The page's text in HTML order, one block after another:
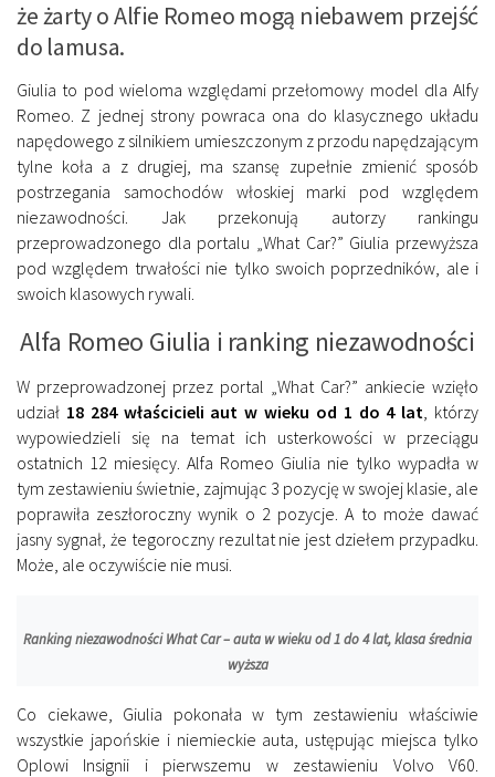
że żarty o Alfie Romeo mogą niebawem przejść
do lamusa.
Giulia to pod wieloma względami przełomowy model dla Alfy
Romeo. Z jednej strony powraca ona do klasycznego układu
napędowego z silnikiem umieszczonym z przodu napędzającym
tylne koła a z drugiej, ma szansę zupełnie zmienić sposób
postrzegania samochodów włoskiej marki pod względem
niezawodności. Jak przekonują autorzy rankingu
przeprowadzonego dla portalu „What Car?” Giulia przewyższa
pod względem trwałości nie tylko swoich poprzedników, ale i
swoich klasowych rywali.
Alfa Romeo Giulia i ranking niezawodności
W przeprowadzonej przez portal „What Car?” ankiecie wzięło
udział 18 284 właścicieli aut w wieku od 1 do 4 lat , którzy
wypowiedzieli się na temat ich usterkowości w przeciągu
ostatnich 12 miesięcy. Alfa Romeo Giulia nie tylko wypadła w
tym zestawieniu świetnie, zajmując 3 pozycję w swojej klasie, ale
poprawiła zeszłoroczny wynik o 2 pozycje. A to może dawać
jasny sygnał, że tegoroczny rezultat nie jest dziełem przypadku.
Może, ale oczywiście nie musi.
Ranking niezawodności What Car – auta w wieku od 1 do 4 lat, klasa średnia
wyższa
Co ciekawe, Giulia pokonała w tym zestawieniu właściwie
wszystkie japońskie i niemieckie auta, ustępując miejsca tylko
Oplowi Insignii i pierwszemu w zestawieniu Volvo V60.